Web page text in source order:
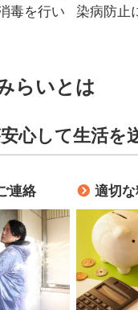
毒を行い
染病防止
らいとは
心して生活を
連絡 適切